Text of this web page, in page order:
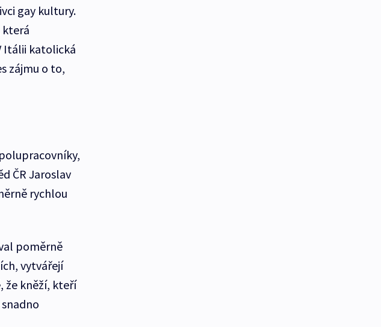
gay kultury.
která
Itálii katolická
zájmu o to,
ČR Jaroslav
rychlou
poměrně
vytvářejí
že kněží, kteří